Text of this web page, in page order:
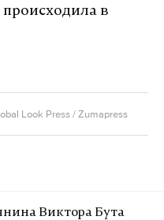
в
Look Press / Zumapress
Виктора Бута